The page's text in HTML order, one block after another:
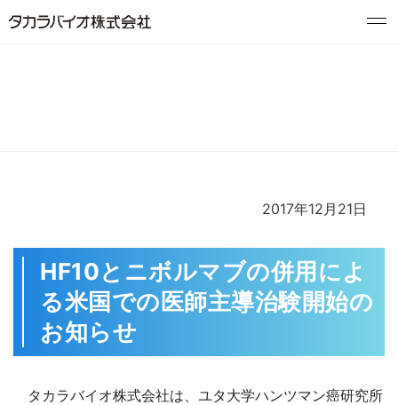
2017年12月21日
HF10とニボルマブの併用によ
る米国での医師主導治験開始の
お知らせ
タカラバイオ株式会社は、ユタ大学ハンツマン癌研究所